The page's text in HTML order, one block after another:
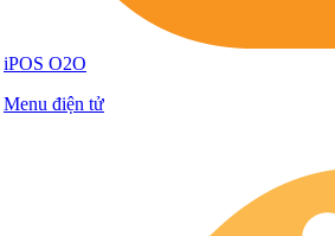
iPOS O2O
Menu điện tử